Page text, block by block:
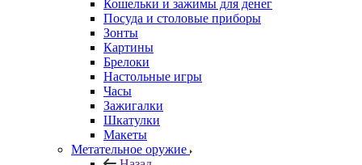
Кошельки и зажимы для денег
Посуда и столовые приборы
Зонты
Картины
Брелоки
Настольные игры
Часы
Зажигалки
Шкатулки
Макеты
Метательное оружие